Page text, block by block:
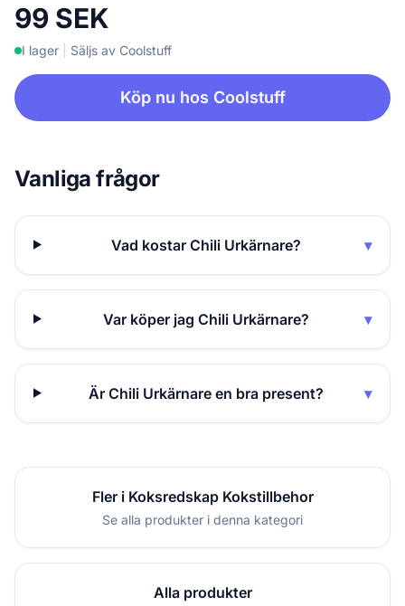
99 SEK
I lager Säljs av Coolstuff
Köp nu hos Coolstuff
Vanliga frågor
Vad kostar Chili Urkärnare? ▾
Var köper jag Chili Urkärnare? ▾
Är Chili Urkärnare en bra present? ▾
Fler i Koksredskap Kokstillbehor
Se alla produkter i denna kategori
Alla produkter